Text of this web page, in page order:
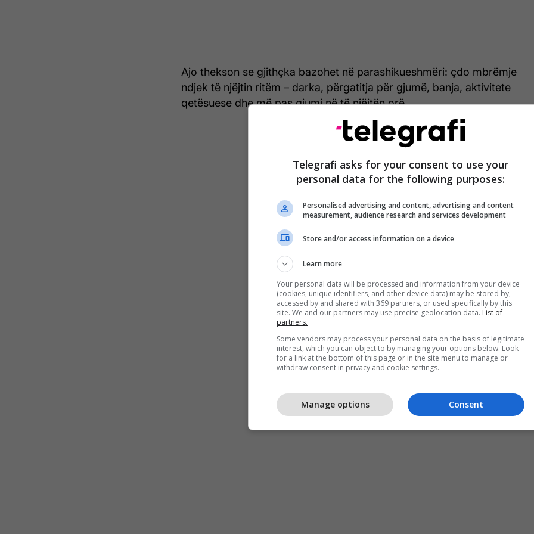
Ajo thekson se gjithçka bazohet në parashikueshmëri: çdo mbrëmje
ndjek të njëjtin ritëm – darka, përgatitja për gjumë, banja, aktivitete
qetësuese dhe më pas gjumi në të njëjtën orë.
Telegrafi asks for your consent to use your
personal data for the following purposes:
Personalised advertising and content, advertising and content
measurement, audience research and services development
Store and/or access information on a device
Learn more
Your personal data will be processed and information from your device
(cookies, unique identifiers, and other device data) may be stored by,
accessed by and shared with 369 partners, or used specifically by this
site. We and our partners may use precise geolocation data. List of
partners.
Some vendors may process your personal data on the basis of legitimate
interest, which you can object to by managing your options below. Look
for a link at the bottom of this page or in the site menu to manage or
withdraw consent in privacy and cookie settings.
Consent
Manage options